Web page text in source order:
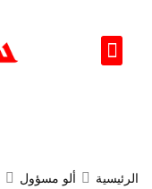
الرئيسية ألو مسؤول